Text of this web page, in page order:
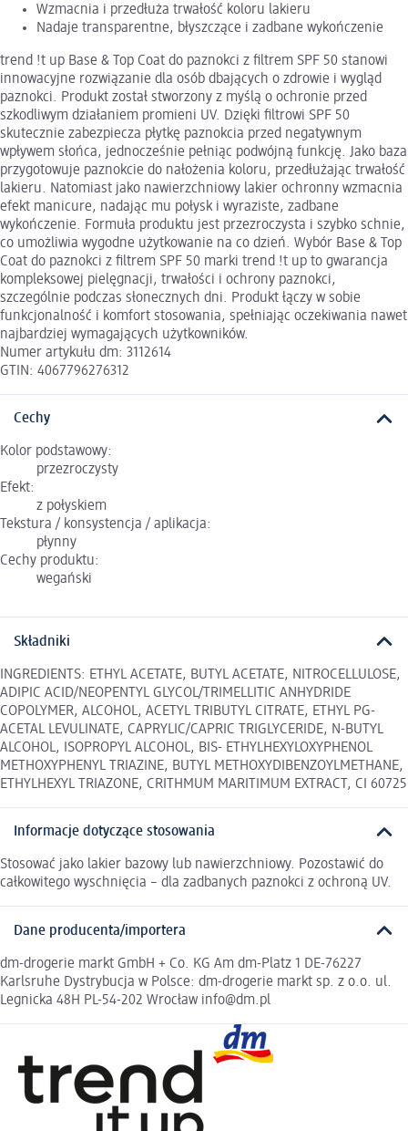
Wzmacnia i przedłuża trwałość koloru lakieru
Nadaje transparentne, błyszczące i zadbane wykończenie
trend !t up Base & Top Coat do paznokci z filtrem SPF 50 stanowi
innowacyjne rozwiązanie dla osób dbających o zdrowie i wygląd
paznokci. Produkt został stworzony z myślą o ochronie przed
szkodliwym działaniem promieni UV. Dzięki filtrowi SPF 50
skutecznie zabezpiecza płytkę paznokcia przed negatywnym
wpływem słońca, jednocześnie pełniąc podwójną funkcję. Jako baza
przygotowuje paznokcie do nałożenia koloru, przedłużając trwałość
lakieru. Natomiast jako nawierzchniowy lakier ochronny wzmacnia
efekt manicure, nadając mu połysk i wyraziste, zadbane
wykończenie. Formuła produktu jest przezroczysta i szybko schnie,
co umożliwia wygodne użytkowanie na co dzień. Wybór Base & Top
Coat do paznokci z filtrem SPF 50 marki trend !t up to gwarancja
kompleksowej pielęgnacji, trwałości i ochrony paznokci,
szczególnie podczas słonecznych dni. Produkt łączy w sobie
funkcjonalność i komfort stosowania, spełniając oczekiwania nawet
najbardziej wymagających użytkowników.
Numer artykułu dm: 3112614
GTIN: 4067796276312
Cechy
Kolor podstawowy:
przezroczysty
Efekt:
z połyskiem
Tekstura / konsystencja / aplikacja:
płynny
Cechy produktu:
wegański
Składniki
INGREDIENTS: ETHYL ACETATE, BUTYL ACETATE, NITROCELLULOSE,
ADIPIC ACID/NEOPENTYL GLYCOL/TRIMELLITIC ANHYDRIDE
COPOLYMER, ALCOHOL, ACETYL TRIBUTYL CITRATE, ETHYL PG-
ACETAL LEVULINATE, CAPRYLIC/CAPRIC TRIGLYCERIDE, N-BUTYL
ALCOHOL, ISOPROPYL ALCOHOL, BIS- ETHYLHEXYLOXYPHENOL
METHOXYPHENYL TRIAZINE, BUTYL METHOXYDIBENZOYLMETHANE,
ETHYLHEXYL TRIAZONE, CRITHMUM MARITIMUM EXTRACT, CI 60725
Informacje dotyczące stosowania
Stosować jako lakier bazowy lub nawierzchniowy. Pozostawić do
całkowitego wyschnięcia – dla zadbanych paznokci z ochroną UV.
Dane producenta/importera
dm-drogerie markt GmbH + Co. KG Am dm-Platz 1 DE-76227
Karlsruhe Dystrybucja w Polsce: dm-drogerie markt sp. z o.o. ul.
Legnicka 48H PL-54-202 Wrocław info@dm.pl